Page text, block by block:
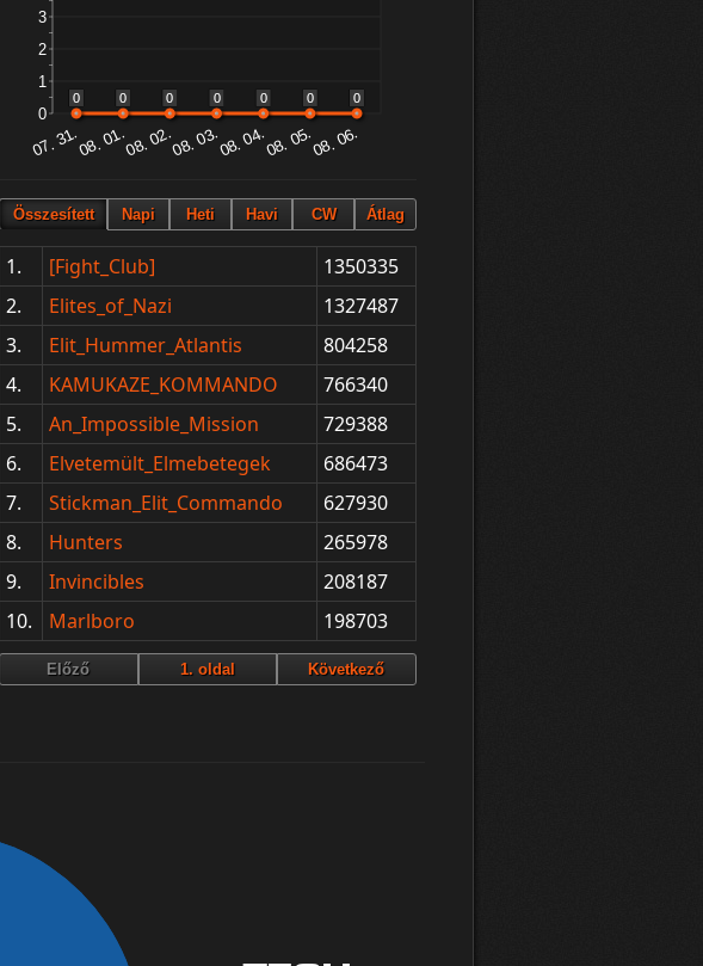
1. [Fight_Club]
1350335
2.
Elites_of_Nazi
1327487
3.
Elit_Hummer_Atlantis
804258
4.
KAMUKAZE_KOMMANDO
766340
5.
An_Impossible_Mission
729388
6.
Elvetemült_Elmebetegek
686473
7.
Stickman_Elit_Commando
627930
8.
Hunters
265978
9.
Invincibles
208187
10.
Marlboro 198703